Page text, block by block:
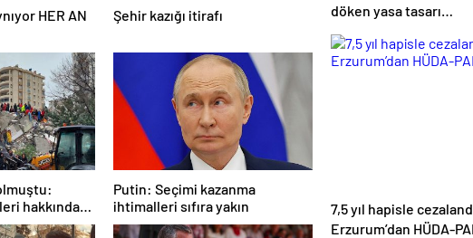
HER AN
Şehir kazığı itirafı
hakkında
Putin: Seçimi kazanma
ihtimalleri sıfıra yakın
döken yasa tasarısı
7,5 yıl hapisle
Erzurum’dan HÜDA-